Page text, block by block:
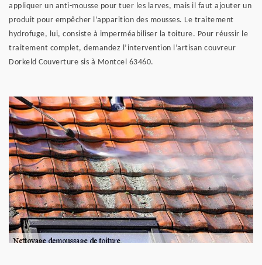
appliquer un anti-mousse pour tuer les larves, mais il faut ajouter un
produit pour empêcher l’apparition des mousses. Le traitement
hydrofuge, lui, consiste à imperméabiliser la toiture. Pour réussir le
traitement complet, demandez l’intervention l’artisan couvreur
Dorkeld Couverture sis à Montcel 63460.